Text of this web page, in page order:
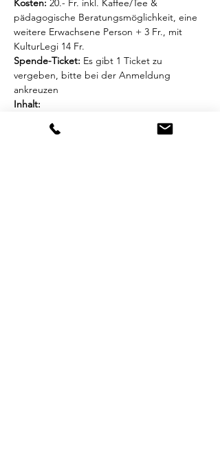
Kosten: 20.- Fr. inkl. Kaffee/Tee &
pädagogische Beratungsmöglichkeit, eine
weitere Erwachsene Person + 3 Fr., mit
KulturLegi 14 Fr.
Spende-Ticket: Es gibt 1 Ticket zu
vergeben, bitte bei der Anmeldung
ankreuzen
Inhalt:
Baumhuus-Krabbeltreff-Lied